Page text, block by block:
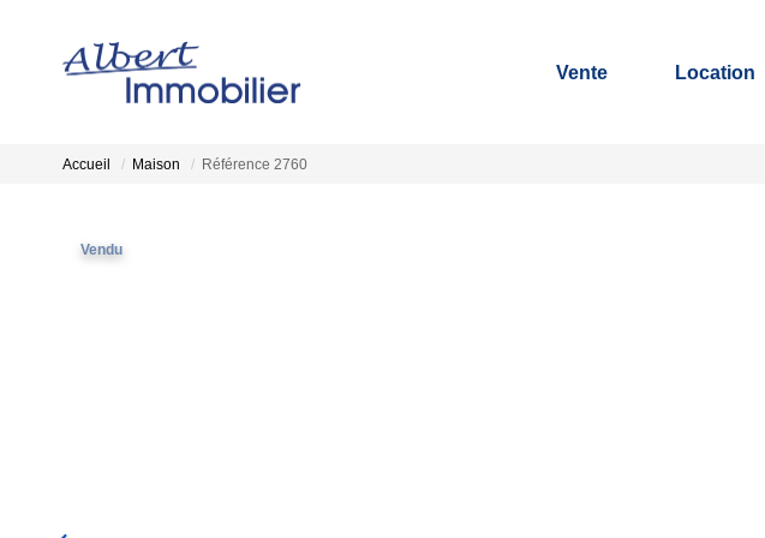
Vente Location
Accueil Maison Référence 2760
Vendu